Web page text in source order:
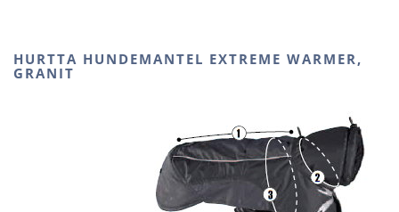
HURTTA HUNDEMANTEL EXTREME WARMER,
GRANIT